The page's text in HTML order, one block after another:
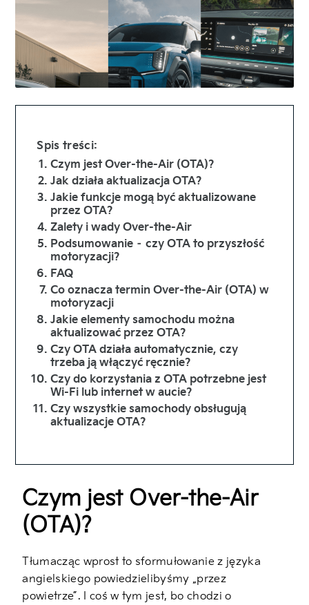
Spis treści:
Czym jest Over-the-Air (OTA)?
Jak działa aktualizacja OTA?
Jakie funkcje mogą być aktualizowane
przez OTA?
Zalety i wady Over-the-Air
Podsumowanie – czy OTA to przyszłość
motoryzacji?
FAQ
Co oznacza termin Over-the-Air (OTA) w
motoryzacji
Jakie elementy samochodu można
aktualizować przez OTA?
Czy OTA działa automatycznie, czy
trzeba ją włączyć ręcznie?
Czy do korzystania z OTA potrzebne jest
Wi-Fi lub internet w aucie?
Czy wszystkie samochody obsługują
aktualizacje OTA?
Czym jest Over-the-Air
(OTA)?
Tłumacząc wprost to sformułowanie z języka
angielskiego powiedzielibyśmy „przez
powietrze”. I coś w tym jest, bo chodzi o